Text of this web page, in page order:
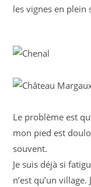
les vignes en plein
Le problème est
mon pied est
souvent.
Je suis déjà si
n’est qu’un